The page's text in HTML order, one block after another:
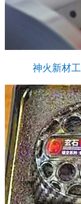
神火新材